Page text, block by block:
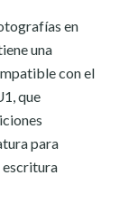
en
una
con el
que
para
escritura